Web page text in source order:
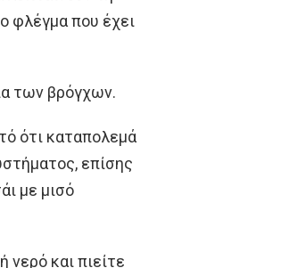
φλέγμα που έχει
των βρόγχων.
ότι καταπολεμά
επίσης
με μισό
και πιείτε